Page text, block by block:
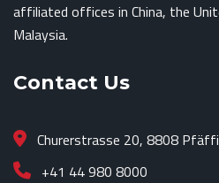
affiliated offices in China, the
Malaysia.
Contact Us
Churerstrasse 20, 8808
+41 44 980 8000